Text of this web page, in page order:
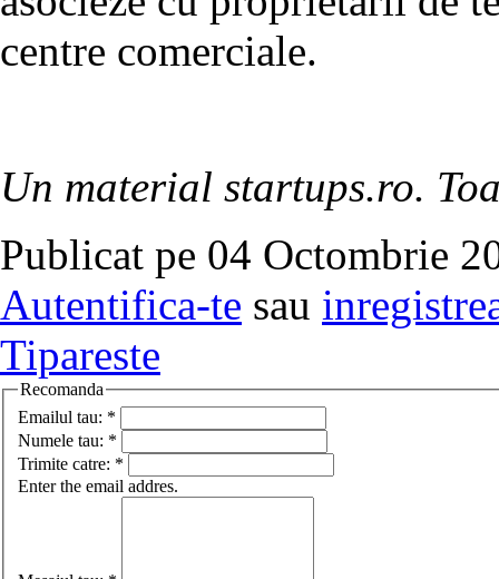
centre comerciale.
Un material startups.ro.
Publicat pe 04 Octombrie
Autentifica-te sau
Tipareste
Recomanda
Emailul tau: *
Numele tau: *
Trimite catre: *
Enter the email addres.